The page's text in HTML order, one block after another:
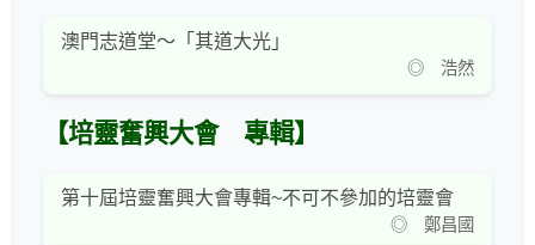
澳門志道堂～「其道大光」
◎ 浩然
【培靈奮興大會 專輯】
第十屆培靈奮興大會專輯~不可不參加的培靈會
◎ 鄭昌國